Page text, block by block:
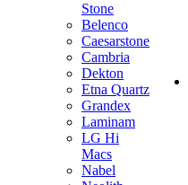
Stone
Belenco
Caesarstone
Cambria
Dekton
Etna Quartz
Grandex
Laminam
LG Hi
Macs
Nabel